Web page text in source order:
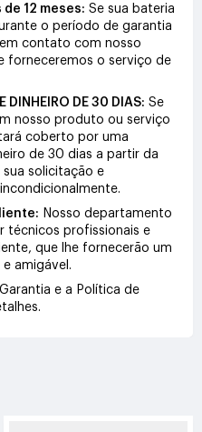
12 meses: Se sua bateria
o período de garantia
contato com nosso
forneceremos o serviço de
DINHEIRO DE 30 DIAS: Se
nosso produto ou serviço
coberto por uma
de 30 dias a partir da
solicitação e
Nosso departamento
técnicos profissionais e
que lhe fornecerão um
amigável.
e a Política de